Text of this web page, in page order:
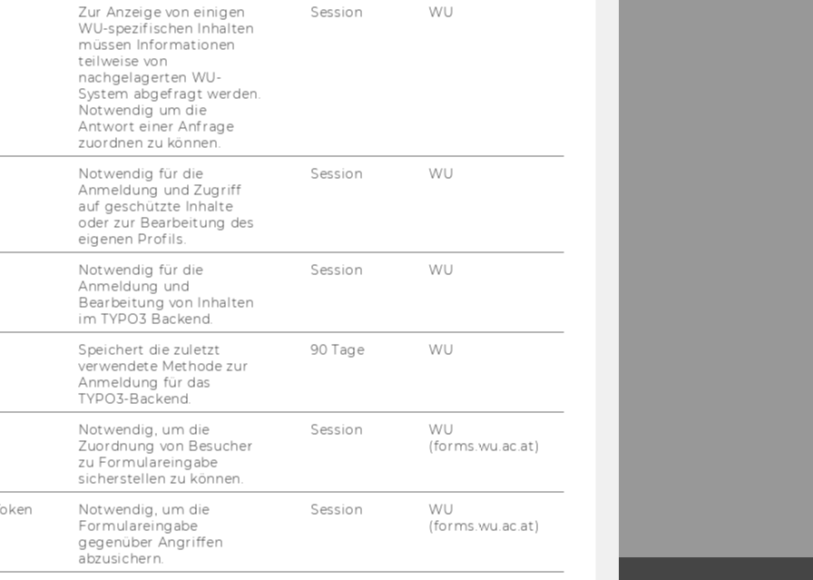
an as­sess­ment cost ele­ment. The
keys de­fi­ned by the user.
fol­lo­wing:
the user de­ter­mi­nes the as­sess­ment se­
sys­tem de­ter­mi­nes the se­quence ite­ra­
cost cen­ter Ca­fe­te­ria to re­cei­ver cost
key fi­gu­re em­ployees for each cost
while re­cei­ver cost cen­ter II has
as­sess 10% of the costs from the cost
cen­ter I and 90% to re­cei­ver cost cen­ter
cost cen­ter Ca­fe­te­ria and the de­bits
are all as­si­gned via the as­sess­ment
sys­tem set­tings, you can as­sess all the
Ca­fe­te­ria or only part of them.
URL]
Zur Anzeige von einigen
WU-spezifischen Inhalten
müssen Informationen
teilweise von
nachgelagerten WU-
System abgefragt werden.
Notwendig um die
Antwort einer Anfrage
zuordnen zu können.
Session WU
Notwendig für die
Anmeldung und Zugriff
auf geschützte Inhalte
oder zur Bearbeitung des
eigenen Profils.
Session WU
Notwendig für die
Anmeldung und
Bearbeitung von Inhalten
im TYPO3 Backend.
Session WU
Speichert die zuletzt
verwendete Methode zur
Anmeldung für das
TYPO3-Backend.
90 Tage WU
Notwendig, um die
Zuordnung von Besucher
zu Formulareingabe
sicherstellen zu können.
Session
WU
(forms.wu.ac.at)
Notwendig, um die
Formulareingabe
gegenüber Angriffen
abzusichern.
Session
WU
(forms.wu.ac.at)